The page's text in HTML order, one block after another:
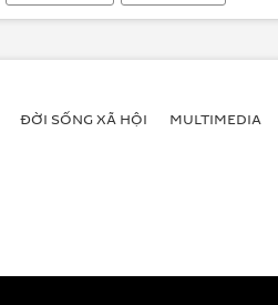
ĐỜI SỐNG XÃ HỘI MULTIMEDIA